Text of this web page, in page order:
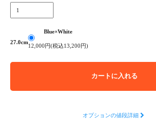
Blue×White
27.0cm
12,000円(税込13,200円)
カートに入れる
オプションの値段詳細